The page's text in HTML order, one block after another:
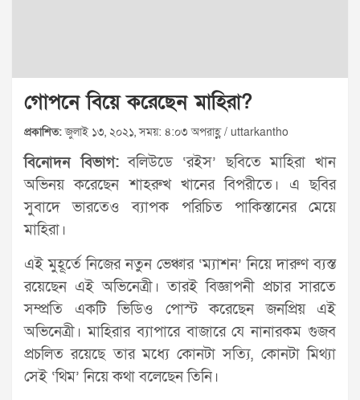
গোপনে বিয়ে করেছেন মাহিরা?
প্রকাশিত:জুলাই ১৩, ২০২১, সময়: ৪:০৩ অপরাহ্ণ / uttarkantho
বিনোদন বিভাগ:বলিউডে ‘রইস’ ছবিতে মাহিরা খান
অভিনয় করেছেন শাহরুখ খানের বিপরীতে। এ ছবির
সুবাদে ভারতেও ব্যাপক পরিচিত পাকিস্তানের মেয়ে
মাহিরা।
এই মুহূর্তে নিজের নতুন ভেঞ্চার ‘ম্যাশন’ নিয়ে দারুণ ব্যস্ত
রয়েছেন এই অভিনেত্রী। তারই বিজ্ঞাপনী প্রচার সারতে
সম্প্রতি একটি ভিডিও পোস্ট করেছেন জনপ্রিয় এই
অভিনেত্রী। মাহিরার ব্যাপারে বাজারে যে নানারকম গুজব
প্রচলিত রয়েছে তার মধ্যে কোনটা সত্যি, কোনটা মিথ্যা
সেই ‘থিম’ নিয়ে কথা বলেছেন তিনি।